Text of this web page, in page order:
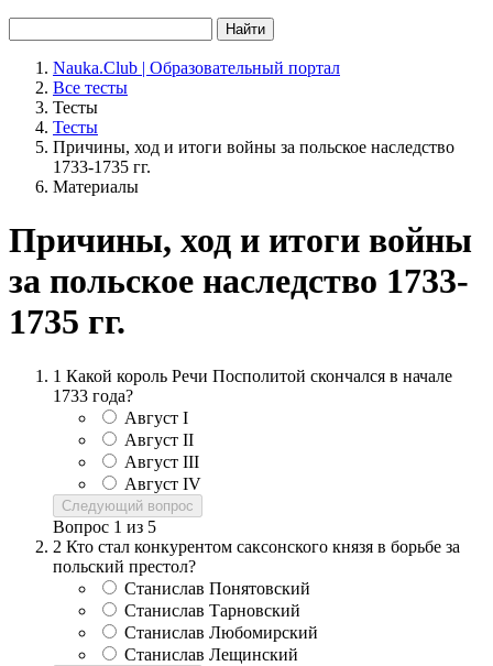
Найти
Nauka.Club | Образовательный портал
Все тесты
Тесты
Тесты
Причины, ход и итоги войны за польское наследство
1733-1735 гг.
Материалы
Причины, ход и итоги войны
за польское наследство 1733-
1735 гг.
1 Какой король Речи Посполитой скончался в начале
1733 года?
Август I
Август II
Август III
Август IV
Следующий вопрос
Вопрос 1 из 5
2 Кто стал конкурентом саксонского князя в борьбе за
польский престол?
Станислав Понятовский
Станислав Тарновский
Станислав Любомирский
Станислав Лещинский